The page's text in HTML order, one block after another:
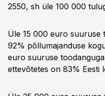
2550, sh üle 100 000
Üle 15 000 euro suuruse
92% põllumajanduse
euro suuruse
ettevõtetes on 83% Eesti